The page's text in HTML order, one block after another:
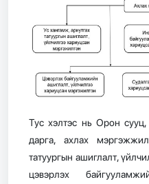
Тус хэлтэс нь Орон
дарга, ахлах
татуургын ашиглалт,
цэвэрлэх